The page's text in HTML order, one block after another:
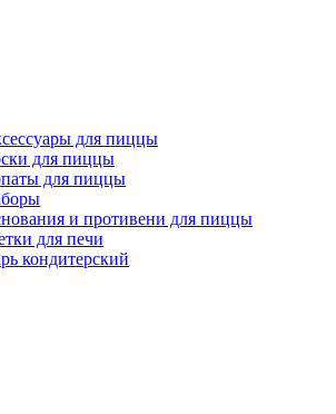
для пиццы
для пиццы
для пиццы
и противени для пиццы
для печи
кондитерский